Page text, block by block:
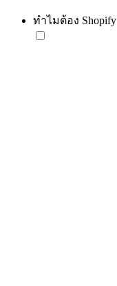
ทำไมต้อง Shopify